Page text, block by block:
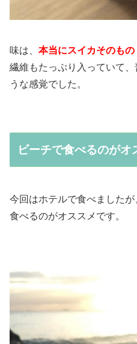
味は、 本当にスイカそのもの
繊維もたっぷり入っていて
うな感覚でした。
ビーチで食べるのがオ
今回はホテルで食べました
食べるのがオススメです。